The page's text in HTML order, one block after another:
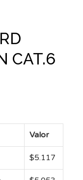
CAT.6
Valor
$5.117